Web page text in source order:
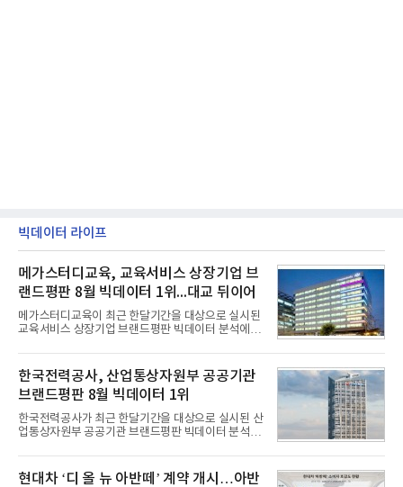
빅데이터 라이프
메가스터디교육, 교육서비스 상장기업 브
랜드평판 8월 빅데이터 1위...대교 뒤이어
메가스터디교육이 최근 한달기간을 대상으로 실시된
교육서비스 상장기업 브랜드평판 빅데이터 분석에서
일 한국기업평판연구소(소장 구창환)는 국내 교육서
비스 상장기업 브랜드를 대상으로 지난 7월 7일부터
8월 7일까지 수집된 소비자 빅데이터 10,074,233건
을 분석한 결과, 메가스터디교육이 브랜드평판지수
1,710,926을 기록하며 8월 1위에 올랐다고 밝혔다.
분석에 활용된 빅데이터는 지난 7월(9,491,206건) 대
비 6.14% 증가한 수치로, 교육서비스 상장기업 브랜
디교육, 대교, 디지
한국전력공사, 산업통상자원부 공공기관
브랜드평판 8월 빅데이터 1위
한국전력공사가 최근 한달기간을 대상으로 실시된 산
업통상자원부 공공기관 브랜드평판 빅데이터 분석에
이 순으로 뒤를 이었다.7일 한국기업평판연구소(소장
구창환)는 산업통상자원부 공공기관 41개 브랜드를
현대차 ‘디 올 뉴 아반떼’ 계약 개시…아반